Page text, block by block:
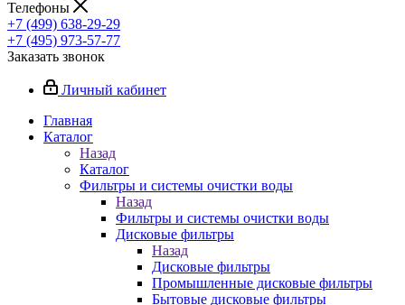
Телефоны
+7 (499) 638-29-29
+7 (495) 973-57-77
Заказать звонок
Личный кабинет
Главная
Каталог
Назад
Каталог
Фильтры и системы очистки воды
Назад
Фильтры и системы очистки воды
Дисковые фильтры
Назад
Дисковые фильтры
Промышленные дисковые фильтры
Бытовые дисковые фильтры